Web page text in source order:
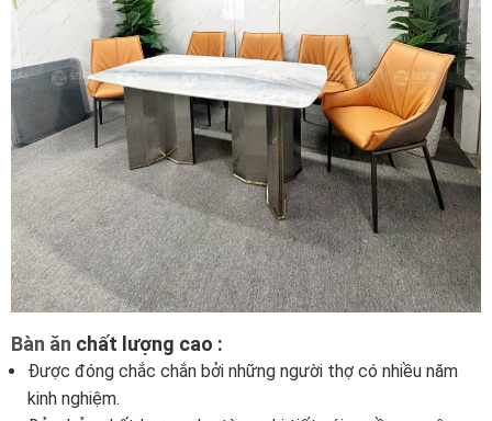
Bàn ăn chất lượng cao :
Được đóng chắc chắn bởi những người thợ có nhiều năm
kinh nghiệm.